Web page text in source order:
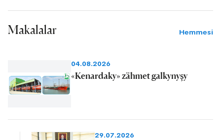
Makalalar Hemmesi
04.08.2026
«Kenardaky» zähmet galkynyşy
29.07.2026